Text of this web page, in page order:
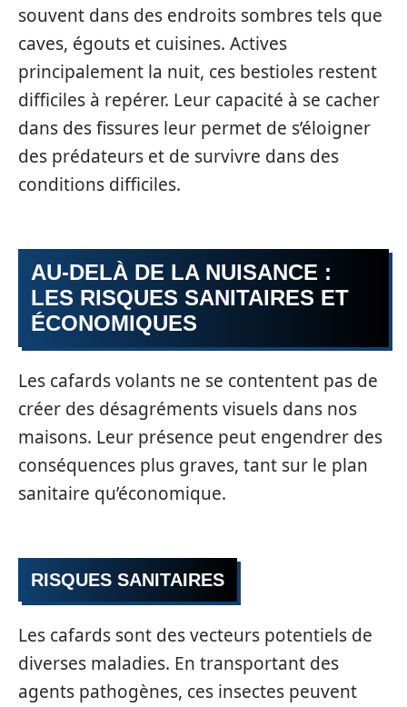
souvent dans des endroits sombres tels que
caves, égouts et cuisines. Actives
principalement la nuit, ces bestioles restent
difficiles à repérer. Leur capacité à se cacher
dans des fissures leur permet de s’éloigner
des prédateurs et de survivre dans des
conditions difficiles.
AU-DELÀ DE LA NUISANCE :
LES RISQUES SANITAIRES ET
ÉCONOMIQUES
Les cafards volants ne se contentent pas de
créer des désagréments visuels dans nos
maisons. Leur présence peut engendrer des
conséquences plus graves, tant sur le plan
sanitaire qu’économique.
RISQUES SANITAIRES
Les cafards sont des vecteurs potentiels de
diverses maladies. En transportant des
agents pathogènes, ces insectes peuvent